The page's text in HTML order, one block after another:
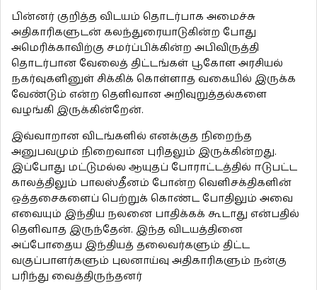
பின்னர் குறித்த விடயம் தொடர்பாக அமைச்சு
அதிகாரிகளுடன் கலந்துரையாடுகின்ற போது
அமெரிக்காவிற்கு சமர்ப்பிக்கின்ற அபிவிருத்தி
தொடர்பான வேலைத் திட்டங்கள் பூகோள அரசியல்
நகர்வுகளினுள் சிக்கிக் கொள்ளாத வகையில் இருக்க
வேண்டும் என்ற தெளிவான அறிவுறுத்தல்களை
வழங்கி இருக்கின்றேன்.
இவ்வாறான விடங்களில் எனக்குத நிறைந்த
அனுபவமும் நிறைவான புரிதலும் இருக்கின்றது.
இப்போது மட்டுமல்ல ஆயுதப் போராட்டத்தில் ஈடுபட்ட
காலத்திலும் பாலஸ்தீனம் போன்ற வெளிசக்திகளின்
ஒத்தசைகளைப் பெற்றுக் கொண்ட போதிலும் அவை
எவையும் இந்திய நலனை பாதிக்கக் கூடாது என்பதில்
தெளிவாத இருந்தேன். இந்த விடயத்தினை
அப்போதைய இந்தியத் தலைவர்களும் திட்ட
வகுப்பாளர்களும் புலனாய்வு அதிகாரிகளும் நன்கு
பரிந்து வைத்திருந்தனர்